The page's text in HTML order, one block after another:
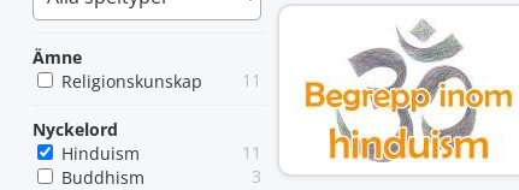
Ämne
Religionskunskap
11
Nyckelord
Hinduism
11
Buddhism
3